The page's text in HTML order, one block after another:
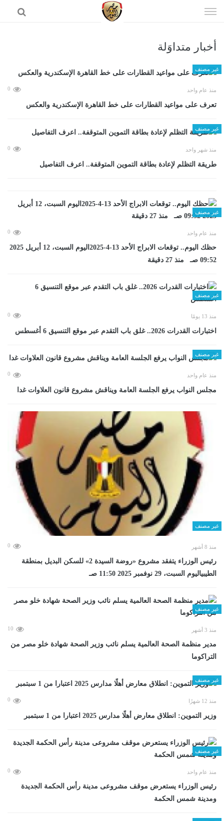
الى
أخبار متداوَلة
غير مصنف
منذ عام واحد 0
تعرف على مواعيد القطارات على خط القاهرة الإسكندرية والعكس
غير مصنف
منذ شهر واحد 0
طريقة التظلم لإعادة بطاقة التموين المتوقفة.. اعرف التفاصيل
غير مصنف
منذ عام واحد 0
حظك اليوم.. توقعات الابراج الأحد 13-4-2025اليوم السبت، 12 أبريل 2025
09:52 صـ منذ 27 دقيقة
غير مصنف
منذ 13 يومًا 0
اختبارات القدرات 2026.. غلق باب التقدم عبر موقع التنسيق 6 أغسطس
غير مصنف
منذ عام واحد 0
مجلس النواب يرفع الجلسة العامة ويناقش مشروع قانون العلاوات غدا
غير مصنف
منذ 8 أشهر 0
رئيس الوزراء يتفقد مشروع «روضة السيدة 2» للسكن البديل بمنطقة
الطيبياليوم السبت، 29 نوفمبر 2025 11:50 صـ
غير مصنف
منذ 3 أشهر 10
مدير منظمة الصحة العالمية يسلم نائب وزير الصحة شهادة خلو مصر من
التراكوما
غير مصنف
منذ 12 شهرًا 0
وزير التموين: انطلاق معارض أهلًا مدارس 2025 اعتبارا من 1 سبتمبر
غير مصنف
منذ عام واحد 0
رئيس الوزراء يستعرض موقف مشروعى مدينة رأس الحكمة الجديدة
ومدينة شمس الحكمة